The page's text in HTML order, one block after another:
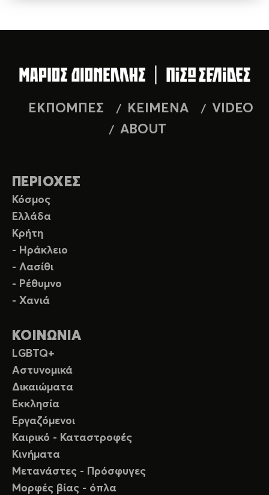
ΕΚΠΟΜΠΕΣ ΚΕΙΜΕΝΑ
VIDEO
ABOUT
ΠΕΡΙΟΧΕΣ
Κόσμος
Ελλάδα
Κρήτη
- Ηράκλειο
- Λασίθι
- Ρέθυμνο
- Χανιά
ΚΟΙΝΩΝΙΑ
LGBTQ+
Αστυνομικά
Δικαιώματα
Εκκλησία
Εργαζόμενοι
Καιρικό - Καταστροφές
Κινήματα
Μετανάστες - Πρόσφυγες
Μορφές βίας - όπλα